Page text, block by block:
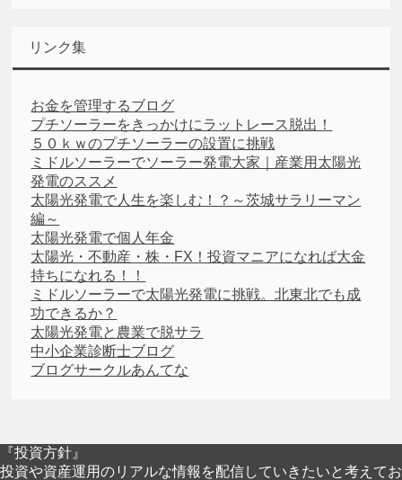
リンク集
お金を管理するブログ
プチソーラーをきっかけにラットレース脱出！
５０ｋｗのプチソーラーの設置に挑戦
ミドルソーラーでソーラー発電大家｜産業用太陽光
発電のススメ
太陽光発電で人生を楽しむ！？～茨城サラリーマン
編～
太陽光発電で個人年金
太陽光・不動産・株・FX！投資マニアになれば大金
持ちになれる！！
ミドルソーラーで太陽光発電に挑戦。北東北でも成
功できるか？
太陽光発電と農業で脱サラ
中小企業診断士ブログ
ブログサークルあんてな
『投資方針』
投資や資産運用のリアルな情報を配信していきたいと考えてお